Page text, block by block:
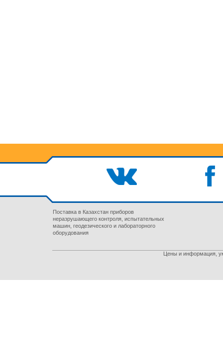
Поставка в Казахстан приборов
неразрушающего контроля, испытательных
машин, геодезического и лабораторного
оборудования
Цены и информация,